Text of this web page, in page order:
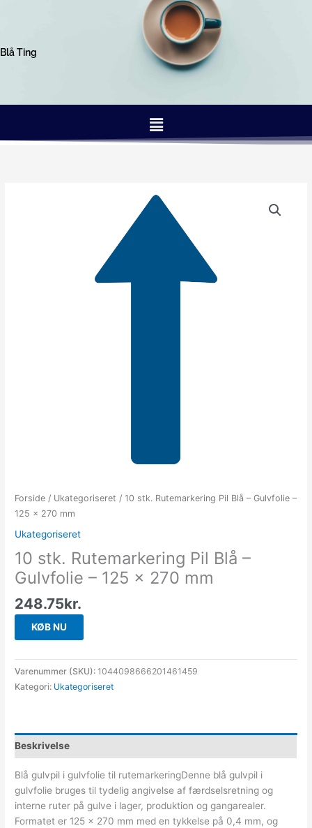
Blå Ting
Menu
Forside / Ukategoriseret / 10 stk. Rutemarkering Pil Blå – Gulvfolie –
125 x 270 mm
Ukategoriseret
10 stk. Rutemarkering Pil Blå –
Gulvfolie – 125 x 270 mm
248.75kr.
KØB NU
Varenummer (SKU): 1044098666201461459
Kategori: Ukategoriseret
Beskrivelse
Blå gulvpil i gulvfolie til rutemarkeringDenne blå gulvpil i
gulvfolie bruges til tydelig angivelse af færdselsretning og
interne ruter på gulve i lager, produktion og gangarealer.
Formatet er 125 x 270 mm med en tykkelse på 0,4 mm, og